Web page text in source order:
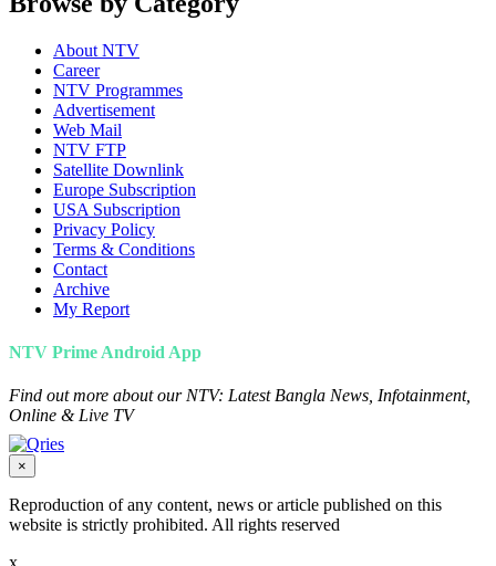
About NTV
Career
NTV Programmes
Advertisement
Web Mail
NTV FTP
Satellite Downlink
Europe Subscription
USA Subscription
Privacy Policy
Terms & Conditions
Contact
Archive
My Report
NTV Prime Android App
Find out more about our NTV: Latest Bangla News, Infotainment,
Online & Live TV
×
Reproduction of any content, news or article published on this
website is strictly prohibited. All rights reserved